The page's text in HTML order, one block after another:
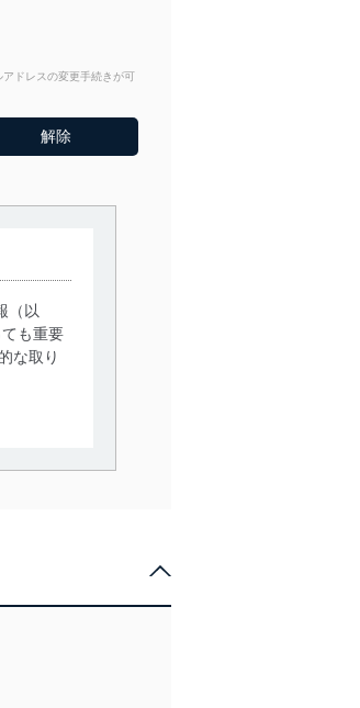
ドレスの変更手続きが可
（以
も重要
な取り
要な範